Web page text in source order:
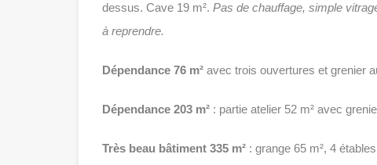
dessus. Cave 19 m². Pas de chauffage, simple
à reprendre.
Dépendance 76 m² avec trois ouvertures et grenier
Dépendance 203 m² : partie atelier 52 m² avec
Très beau bâtiment 335 m² : grange 65 m², 4